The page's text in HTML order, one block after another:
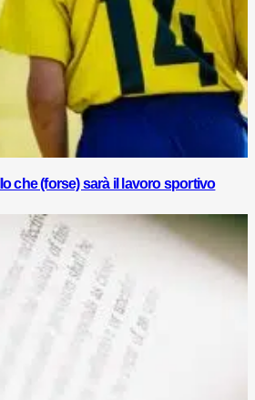
che (forse) sarà il lavoro sportivo